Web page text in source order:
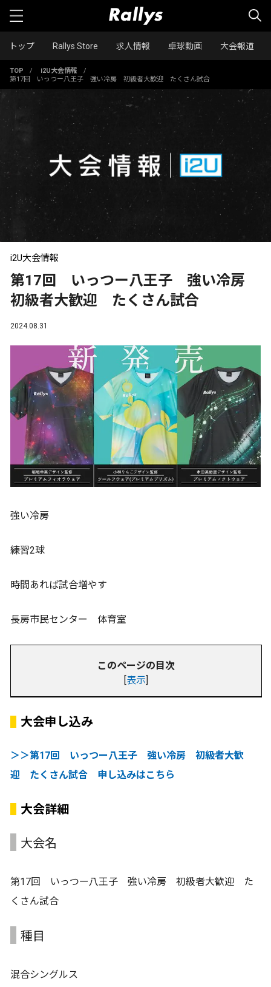
トップ Rallys Store 求人情報 卓球動画 大会報道
TOP / i2U大会情報
/
第17回 いっつー八王子 強い冷房 初級者大歓迎 たくさん試合
i2U大会情報
第17回 いっつー八王子 強い冷房
初級者大歓迎 たくさん試合
2024.08.31
強い冷房
練習2球
時間あれば試合増やす
長房市民センター 体育室
このページの目次
[表示]
大会申し込み
＞＞第17回 いっつー八王子 強い冷房 初級者大歓
迎 たくさん試合 申し込みはこちら
大会詳細
大会名
第17回 いっつー八王子 強い冷房 初級者大歓迎 た
くさん試合
種目
混合シングルス